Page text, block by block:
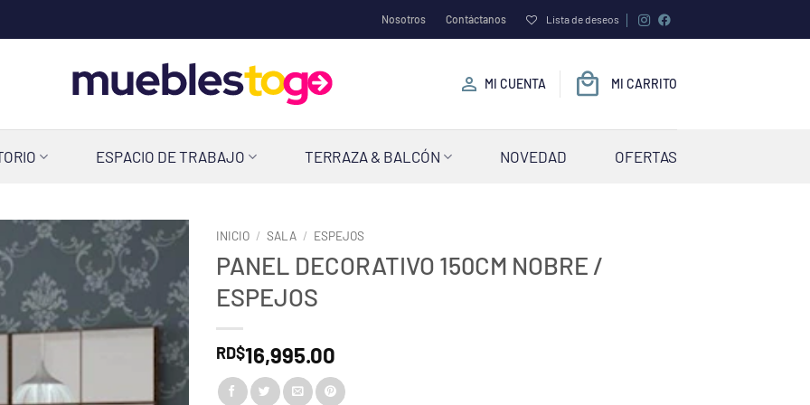
Nosotros Contáctanos Lista de deseos
MI CUENTA MI CARRITO
ESPACIO DE TRABAJO TERRAZA & BALCÓN NOVEDAD OFERTAS
INICIO / SALA / ESPEJOS
PANEL DECORATIVO 150CM NOBRE /
ESPEJOS
RD$16,995.00